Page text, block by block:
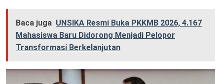
Baca juga UNSIKA Resmi Buka PKKMB 2026, 4.167
Mahasiswa Baru Didorong Menjadi Pelopor
Transformasi Berkelanjutan